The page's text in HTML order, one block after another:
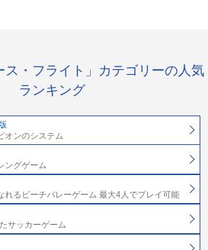
ス・フライト」カテゴリーの人気
ランキング
オンのシステム
ングゲーム
れるビーチバレーゲーム 最大4人でプレイ可能
サッカーゲーム